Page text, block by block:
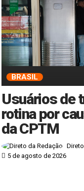
BRASIL
Usuários de
rotina por
da CPTM
5 de agosto de 2026